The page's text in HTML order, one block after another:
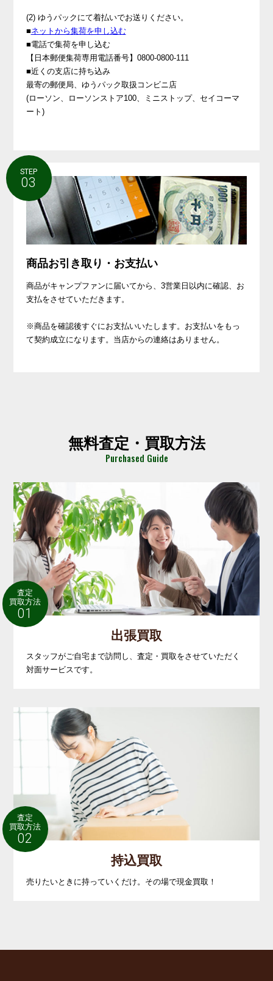
(2) ゆうパックにて着払いでお送りください。
■ネットから集荷を申し込む
■電話で集荷を申し込む
【日本郵便集荷専用電話番号】0800-0800-111
■近くの支店に持ち込み
最寄の郵便局、ゆうパック取扱コンビニ店
(ローソン、ローソンストア100、ミニストップ、セイコーマ
ート)
STEP
03
商品お引き取り・お支払い
商品がキャンプファンに届いてから、3営業日以内に確認、お
支払をさせていただきます。
※商品を確認後すぐにお支払いいたします。お支払いをもっ
て契約成立になります。当店からの連絡はありません。
無料査定・買取方法
Purchased Guide
査定
買取方法
01
出張買取
スタッフがご自宅まで訪問し、査定・買取をさせていただく
対面サービスです。
査定
買取方法
02
持込買取
売りたいときに持っていくだけ。その場で現金買取！